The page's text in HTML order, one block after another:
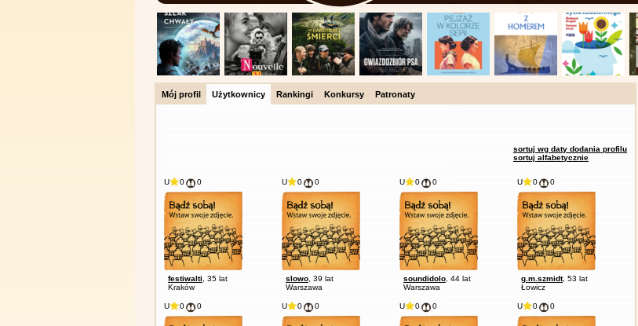
Mój profil Użytkownicy Rankingi Konkursy Patronaty
sortuj wg daty dodania profilu
sortuj alfabetycznie
U 0 0
festiwalti , 35 lat
Kraków
U 0 0
slowo , 39 lat
Warszawa
U 0 0
soundidolo , 44 lat
Warszawa
U 0 0
g.m.szmidt, 53 lat
Łowicz
U 0 0 U 0 0 U 0 0 U 0 0